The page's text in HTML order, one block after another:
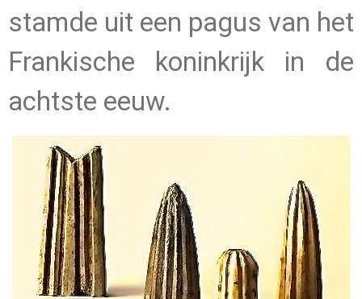
stamde uit een pagus van het
Frankische koninkrijk in de
achtste eeuw.